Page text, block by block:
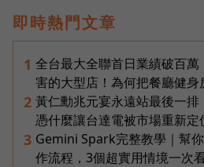
即時熱門文章
1 全台最大全聯首日業績破百
害的大型店！為何把餐廳健身
2 黃仁勳兆元宴永遠站最後一排
憑什麼讓台達電被市場重新定
3 Gemini Spark完整教學｜幫
作流程，3個超實用情境一次